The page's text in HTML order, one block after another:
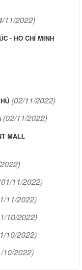
11/2022)
- HỒ CHÍ MINH
(02/11/2022)
(02/11/2022)
MALL
11/2022)
11/2022)
10/2022)
10/2022)
10/2022)